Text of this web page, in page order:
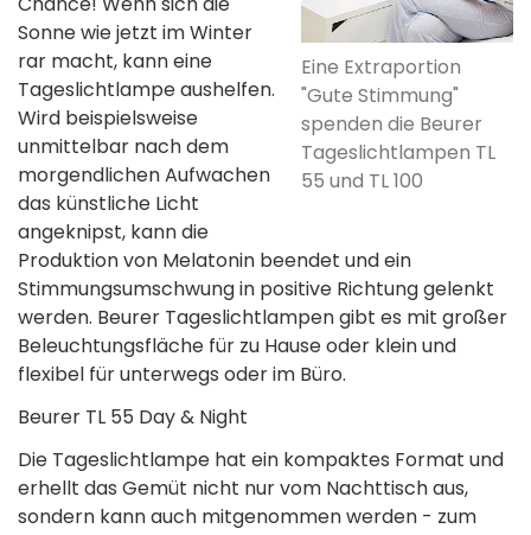
Eine Extraportion
"Gute Stimmung"
spenden die Beurer
Tageslichtlampen TL
55 und TL 100
Sonne wie jetzt im Winter
rar macht, kann eine
Tageslichtlampe aushelfen.
Wird beispielsweise
unmittelbar nach dem
morgendlichen Aufwachen
das künstliche Licht
angeknipst, kann die
Produktion von Melatonin beendet und ein
Stimmungsumschwung in positive Richtung gelenkt
werden. Beurer Tageslichtlampen gibt es mit großer
Beleuchtungsfläche für zu Hause oder klein und
flexibel für unterwegs oder im Büro.
Beurer TL 55 Day & Night
Die Tageslichtlampe hat ein kompaktes Format und
erhellt das Gemüt nicht nur vom Nachttisch aus,
sondern kann auch mitgenommen werden - zum